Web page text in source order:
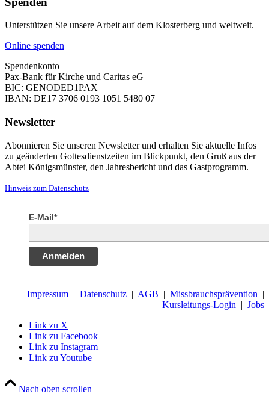
Unterstützen Sie unsere Arbeit auf dem Klosterberg und weltweit.
Online spenden
Spendenkonto
Pax-Bank für Kirche und Caritas eG
BIC: GENODED1PAX
IBAN: DE17 3706 0193 1051 5480 07
Newsletter
Abonnieren Sie unseren Newsletter und erhalten Sie aktuelle Infos
zu geänderten Gottesdienstzeiten im Blickpunkt, den Gruß aus der
Abtei Königsmünster, den Jahresbericht und das Gastprogramm.
Hinweis zum Datenschutz
E-Mail*
Anmelden
Impressum | Datenschutz | AGB | Missbrauchsprävention |
Kursleitungs-Login | Jobs
Link zu X
Link zu Facebook
Link zu Instagram
Link zu Youtube
Nach oben scrollen